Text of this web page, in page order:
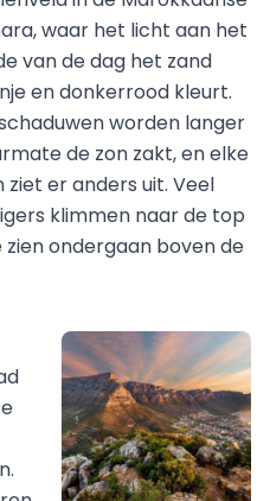
waar het licht aan het
van de dag het zand
en donkerrood kleurt.
worden langer
de zon zakt, en elke
ziet er anders uit. Veel
klimmen naar de top
ondergaan boven de